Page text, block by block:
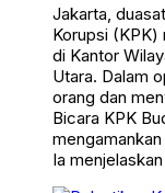
Jakarta,
Korupsi (KPK)
di Kantor
Utara. Dalam
orang dan
Bicara KPK
Ia